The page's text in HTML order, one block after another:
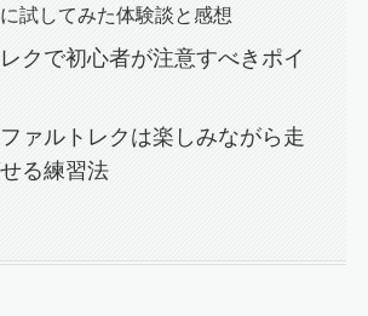
試してみた体験談と感想
クで初心者が注意すべきポイ
ァルトレクは楽しみながら走
る練習法